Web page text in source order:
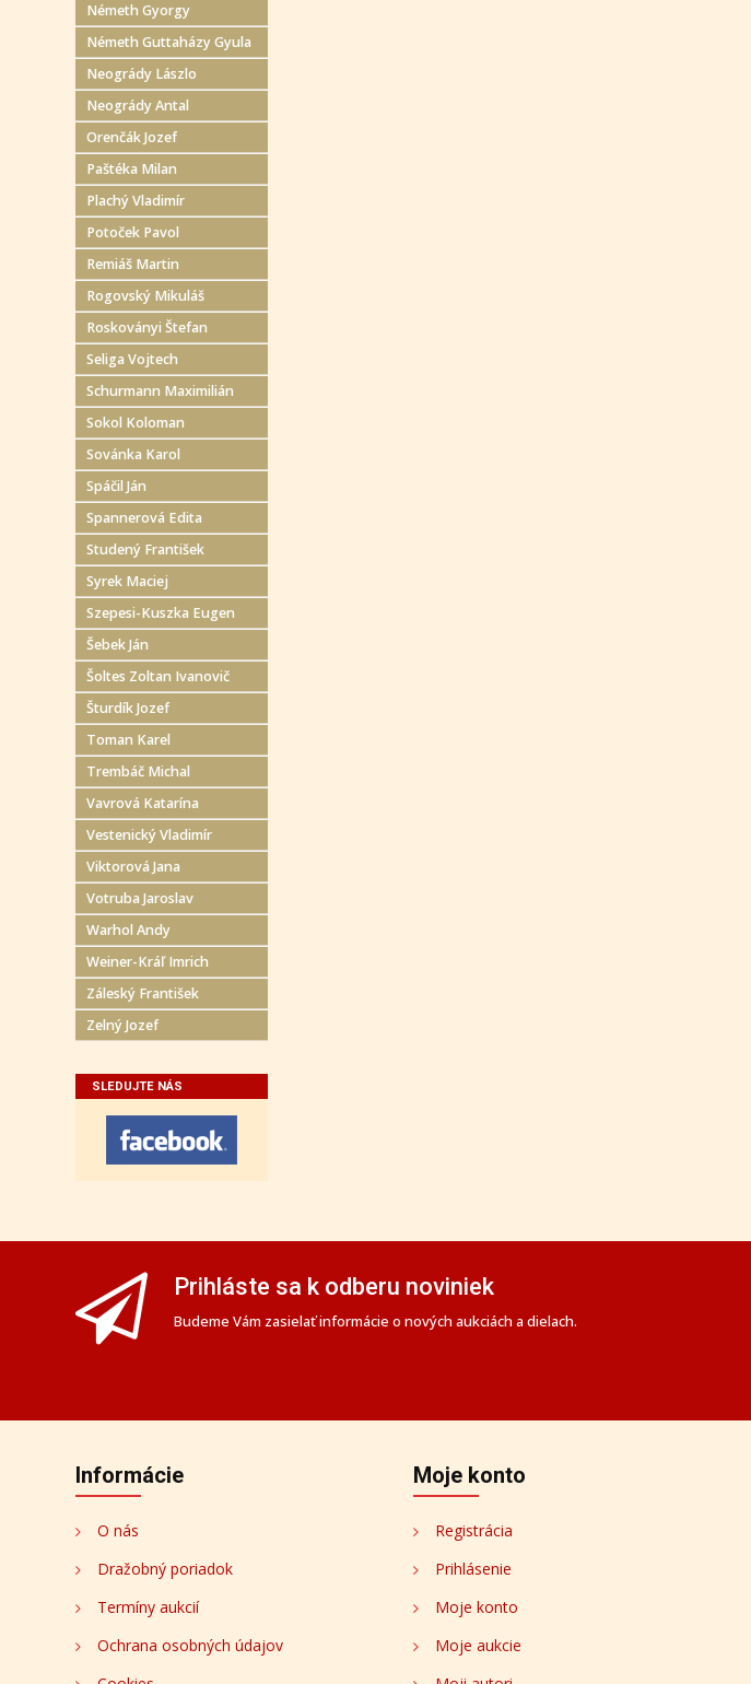
Németh Gyorgy
Németh Guttaházy Gyula
Neogrády Lászlo
Neogrády Antal
Orenčák Jozef
Paštéka Milan
Plachý Vladimír
Potoček Pavol
Remiáš Martin
Rogovský Mikuláš
Roskoványi Štefan
Seliga Vojtech
Schurmann Maximilián
Sokol Koloman
Sovánka Karol
Spáčil Ján
Spannerová Edita
Studený František
Syrek Maciej
Szepesi-Kuszka Eugen
Šebek Ján
Šoltes Zoltan Ivanovič
Šturdík Jozef
Toman Karel
Trembáč Michal
Vavrová Katarína
Vestenický Vladimír
Viktorová Jana
Votruba Jaroslav
Warhol Andy
Weiner-Kráľ Imrich
Záleský František
Zelný Jozef
SLEDUJTE NÁS
Prihláste sa k odberu noviniek
Budeme Vám zasielať informácie o nových aukciách a dielach.
Informácie
O nás
Dražobný poriadok
Termíny aukcií
Ochrana osobných údajov
Moje konto
Registrácia
Prihlásenie
Moje konto
Moje aukcie